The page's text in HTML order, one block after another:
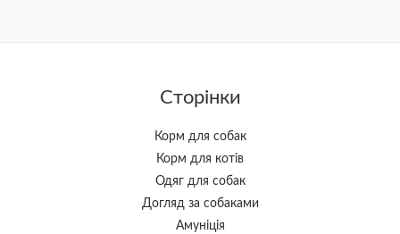
Сторінки
Корм для собак
Корм для котів
Одяг для собак
Догляд за собаками
Амуніція